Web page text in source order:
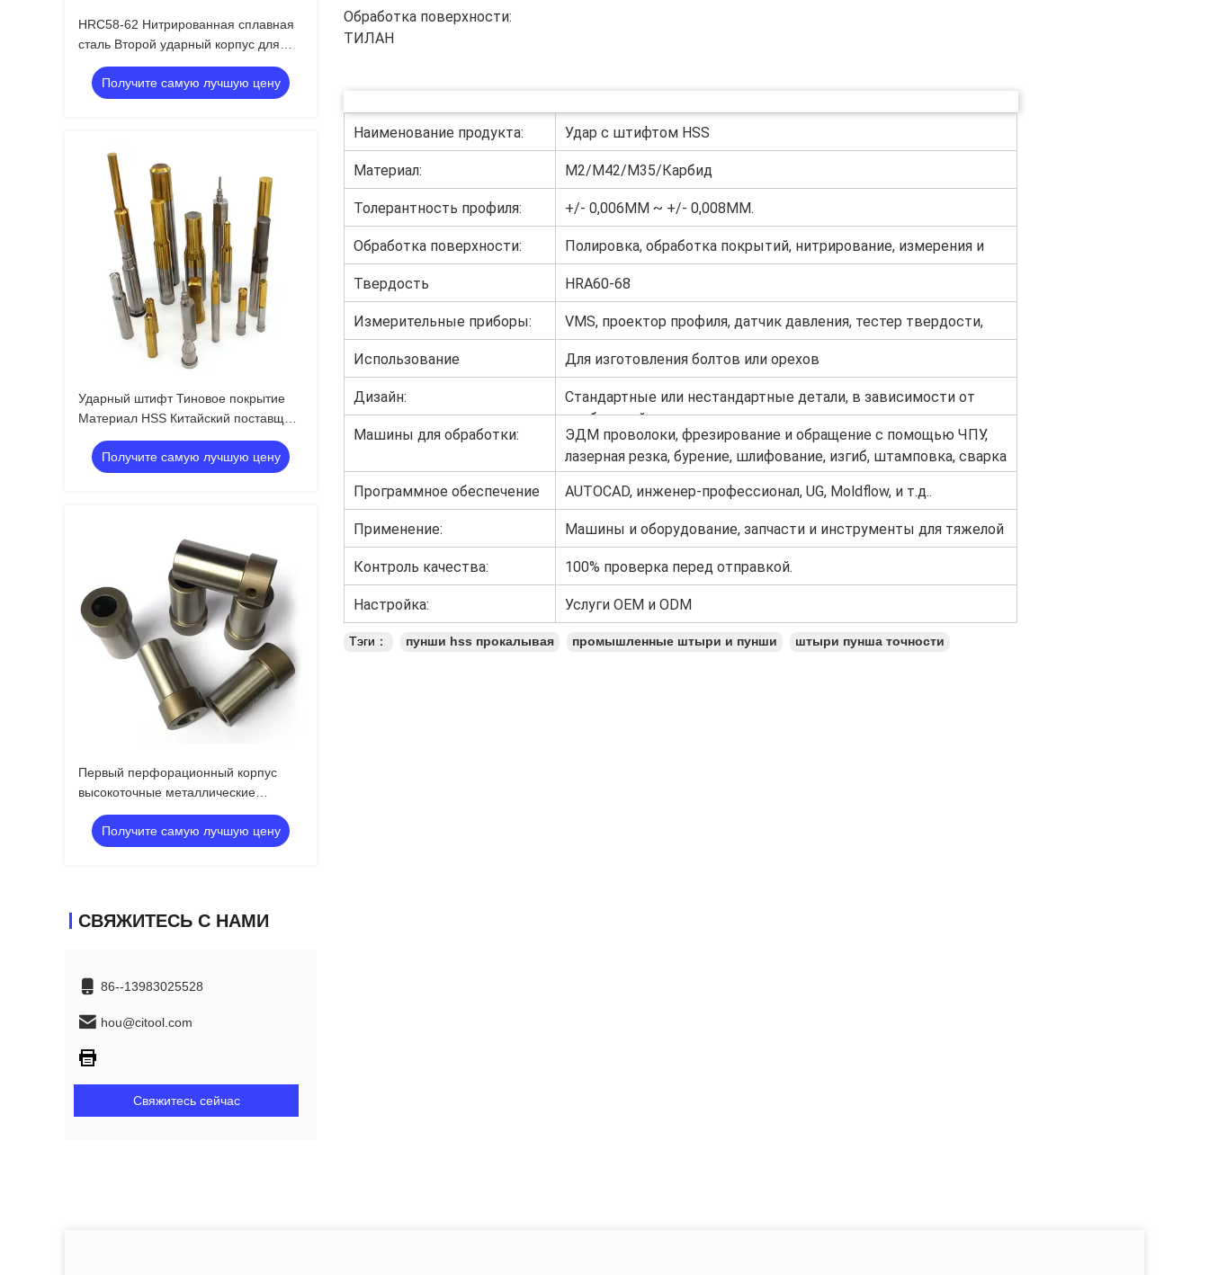
HRC58-62 Нитрированная сплавная
сталь Второй ударный корпус для
автоматической штамповки
электроники Прогрессивный штамп
Получите самую лучшую цену
Ударный штифт Тиновое покрытие
Материал HSS Китайский поставщик
на заказ Хорошее качество
Получите самую лучшую цену
Первый перфорационный корпус
высокоточные металлические
компоненты Процесс штамповки
одноступенчатой Высокая
эффективность производства
Получите самую лучшую цену
СВЯЖИТЕСЬ С НАМИ
86--13983025528
hou@citool.com
Свяжитесь сейчас
Обработка поверхности:
ТИЛАН
Наименование продукта: Удар с штифтом HSS
Материал: M2/M42/M35/Карбид
Толерантность профиля: +/- 0,006MM ~ +/- 0,008MM.
Обработка поверхности:
Полировка, обработка покрытий, нитрирование, измерения и
т.д.
Твердость
HRA60-68
Измерительные приборы:
VMS, проектор профиля, датчик давления, тестер твердости,
увеличитель стекла и т.д.
Использование
Для изготовления болтов или орехов
Дизайн:
Стандартные или нестандартные детали, в зависимости от
требований клиента.
Машины для обработки:
ЭДМ проволоки, фрезирование и обращение с помощью ЧПУ,
лазерная резка, бурение, шлифование, изгиб, штамповка, сварка
и т.д.
Программное обеспечение
для рисования:
AUTOCAD, инженер-профессионал, UG, Moldflow, и т.д..
Применение:
Машины и оборудование, запчасти и инструменты для тяжелой
промышленности, медикаменты, химикаты и т.д.
Контроль качества:
100% проверка перед отправкой.
Настройка: Услуги OEM и ODM
Тэги： пунши hss прокалывая промышленные штыри и пунши штыри пунша точности